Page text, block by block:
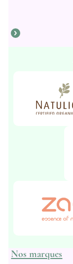
Nos marques